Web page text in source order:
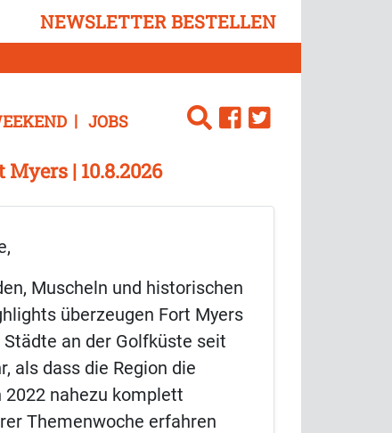
NEWSLETTER BESTELLEN
JOBS
| 10.8.2026
Muscheln und historischen
überzeugen Fort Myers
an der Golfküste seit
als dass die Region die
2022 nahezu komplett
Themenwoche erfahren